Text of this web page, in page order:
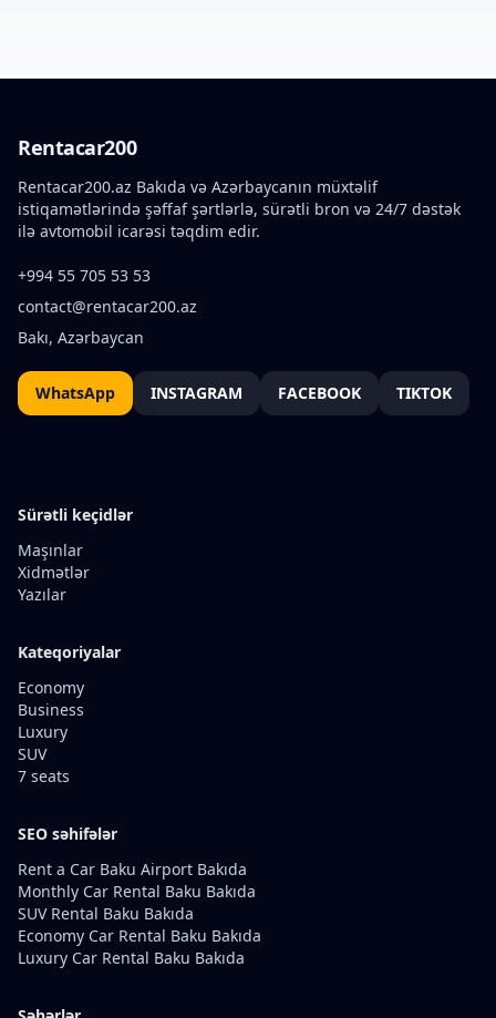
Rentacar200
Rentacar200.az Bakıda və Azərbaycanın müxtəlif
istiqamətlərində şəffaf şərtlərlə, sürətli bron və 24/7 dəstək
ilə avtomobil icarəsi təqdim edir.
+994 55 705 53 53
contact@rentacar200.az
Bakı, Azərbaycan
WhatsApp INSTAGRAM FACEBOOK TIKTOK
Sürətli keçidlər
Maşınlar
Xidmətlər
Yazılar
Kateqoriyalar
Economy
Business
Luxury
SUV
7 seats
SEO səhifələr
Rent a Car Baku Airport Bakıda
Monthly Car Rental Baku Bakıda
SUV Rental Baku Bakıda
Economy Car Rental Baku Bakıda
Luxury Car Rental Baku Bakıda